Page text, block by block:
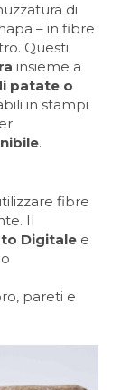
di
– in fibre
Questi
insieme a
patate o
in stampi
.
fibre
Il
Digitale e
pareti e